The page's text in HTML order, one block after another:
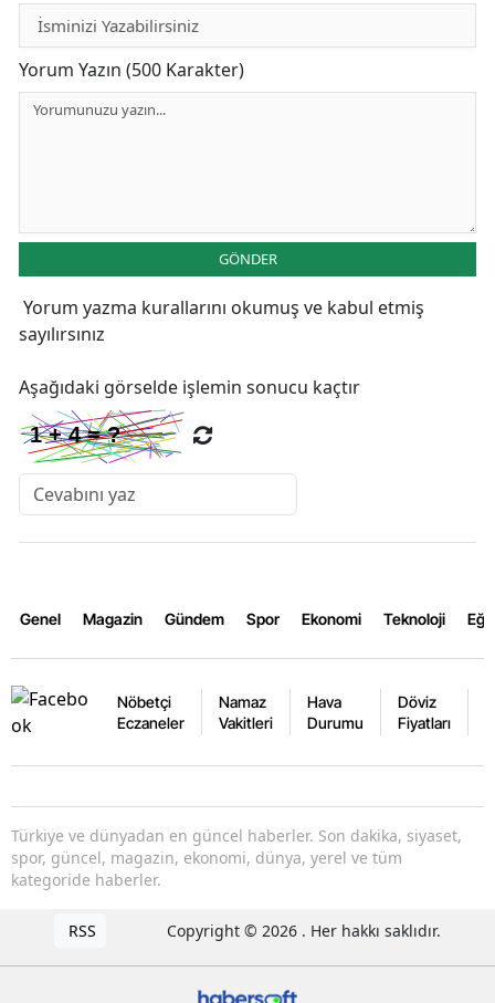
Yorum Yazın (500 Karakter)
GÖNDER
Yorum yazma kurallarını okumuş ve kabul etmiş
sayılırsınız
Aşağıdaki görselde işlemin sonucu kaçtır
Genel Magazin Gündem Spor Ekonomi Teknoloji
Nöbetçi
Eczaneler
Namaz
Vakitleri
Hava
Durumu
Döviz
Fiyatları
Türkiye ve dünyadan en güncel haberler. Son dakika, siyaset,
spor, güncel, magazin, ekonomi, dünya, yerel ve tüm
kategoride haberler.
RSS Copyright © 2026 . Her hakkı saklıdır.